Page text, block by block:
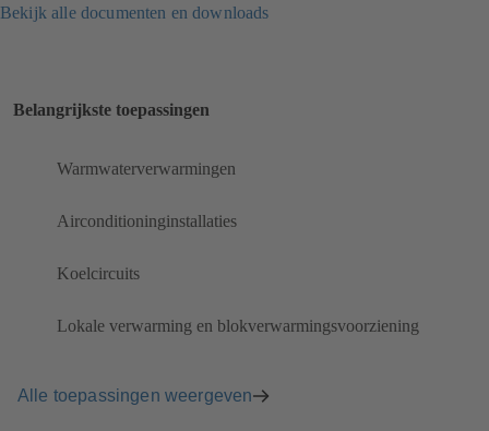
Bekijk alle documenten en downloads
Belangrijkste toepassingen
Warmwaterverwarmingen
Airconditioninginstallaties
Koelcircuits
Lokale verwarming en blokverwarmingsvoorziening
Alle toepassingen weergeven